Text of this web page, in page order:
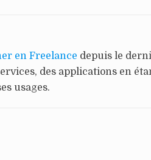
en Freelance depuis le
des applications en
usages.